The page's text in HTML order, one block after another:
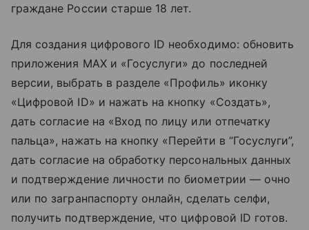
граждане России старше 18 лет.
Для создания цифрового ID необходимо: обновить
приложения МАХ и «Госуслуги» до последней
версии, выбрать в разделе «Профиль» иконку
«Цифровой ID» и нажать на кнопку «Создать»,
дать согласие на «Вход по лицу или отпечатку
пальца», нажать на кнопку «Перейти в “Госуслуги”,
дать согласие на обработку персональных данных
и подтверждение личности по биометрии — очно
или по загранпаспорту онлайн, сделать селфи,
получить подтверждение, что цифровой ID готов.